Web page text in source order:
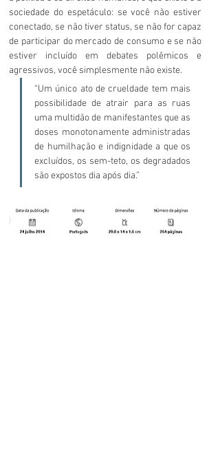
sociedade do espetáculo: se você não estiver
conectado, se não tiver status, se não for capaz
de participar do mercado de consumo e se não
estiver incluído em debates polêmicos e
agressivos, você simplesmente não existe.
“Um único ato de crueldade tem mais
possibilidade de atrair para as ruas
uma multidão de manifestantes que as
doses monotonamente administradas
de humilhação e indignidade a que os
excluídos, os sem-teto, os degradados
são expostos dia após dia.”